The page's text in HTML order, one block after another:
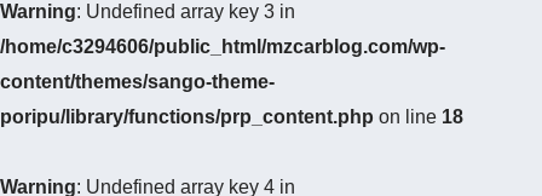
Warning: Undefined array key 3 in
/home/c3294606/public_html/mzcarblog.com/wp-
content/themes/sango-theme-
poripu/library/functions/prp_content.php on line 18
Warning: Undefined array key 4 in